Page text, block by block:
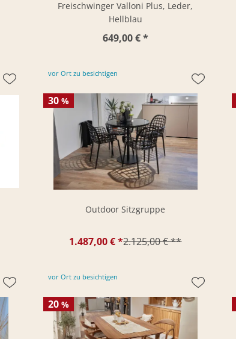
Freischwinger Valloni Plus, Leder,
Hellblau
649,00 € *
vor Ort zu besichtigen
30%
Outdoor Sitzgruppe
1.487,00 € *2.125,00 € **
vor Ort zu besichtigen
20%